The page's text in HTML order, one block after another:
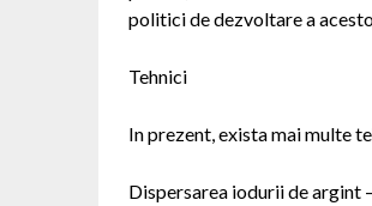
politici de dezvoltare a
Tehnici
In prezent, exista mai multe
Dispersarea iodurii de argint